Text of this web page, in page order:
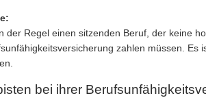
der Regel einen sitzenden Beruf, der keine
zahlen müssen.
bei ihrer